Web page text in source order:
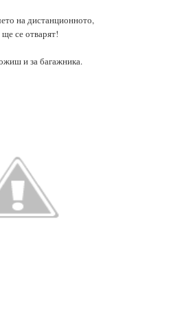
на дистанционното,
се отварят!
и за багажника.